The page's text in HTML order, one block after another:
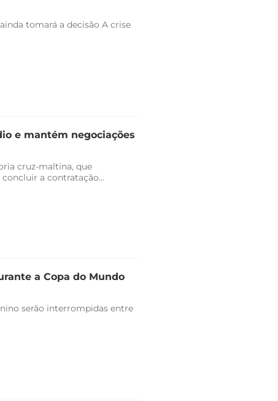
tomará a decisão A crise
e mantém negociações
cruz-maltina, que
a contratação...
a Copa do Mundo
serão interrompidas entre